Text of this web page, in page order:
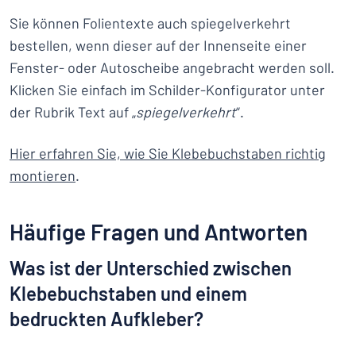
Sie können Folientexte auch spiegelverkehrt
bestellen, wenn dieser auf der Innenseite einer
Fenster- oder Autoscheibe angebracht werden soll.
Klicken Sie einfach im Schilder-Konfigurator unter
der Rubrik Text auf „spiegelverkehrt“.
Hier erfahren Sie, wie Sie Klebebuchstaben richtig
montieren.
Häufige Fragen und Antworten
Was ist der Unterschied zwischen
Klebebuchstaben und einem
bedruckten Aufkleber?